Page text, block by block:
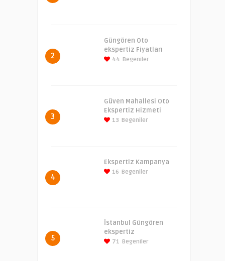
2
Güngören Oto
ekspertiz Fiyatları
44 Begeniler
3
Güven Mahallesi Oto
Ekspertiz Hizmeti
13 Begeniler
4
Ekspertiz Kampanya
16 Begeniler
5
İstanbul Güngören
ekspertiz
71 Begeniler